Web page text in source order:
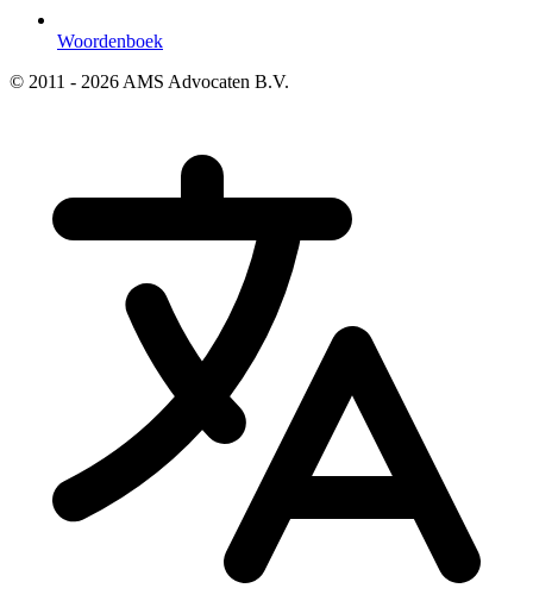
Woordenboek
© 2011 - 2026 AMS Advocaten B.V.